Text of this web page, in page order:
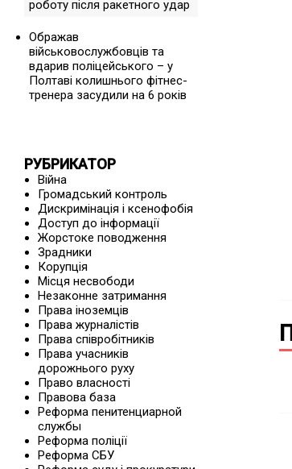
роботу після ракетного удар
Ображав
військовослужбовців та
вдарив поліцейського – у
Полтаві колишнього фітнес-
тренера засудили на 6 років
РУБРИКАТОР
Війна
Громадський контроль
Дискримінація і ксенофобія
Доступ до інформації
Жорстоке поводження
Зрадники
Корупція
Місця несвободи
Незаконне затримання
Права іноземців
Права журналістів
Права співробітників
Права учасників
дорожнього руху
Право власності
Правова база
Реформа пенитенциарной
службы
Реформа поліції
Реформа СБУ